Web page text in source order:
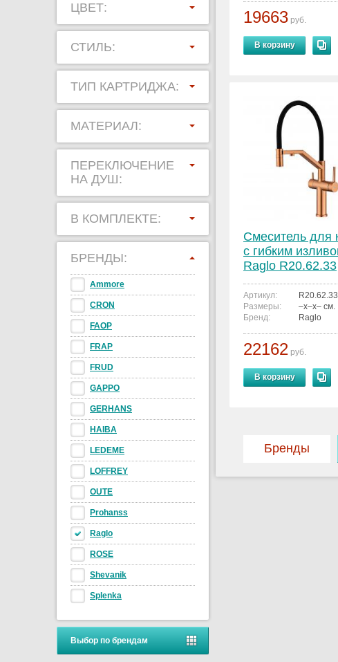
ЦВЕТ:
СТИЛЬ:
ТИП КАРТРИДЖА:
МАТЕРИАЛ:
ПЕРЕКЛЮЧЕНИЕ
НА ДУШ:
В КОМПЛЕКТЕ:
БРЕНДЫ:
Ammore
CRON
FAOP
FRAP
FRUD
GAPPO
GERHANS
HAIBA
LEDEME
LOFFREY
OUTE
Prohanss
Raglo
ROSE
Shevanik
Splenka
Выбор по брендам
19663 руб.
В корзину
Смеситель для
с гибким
Raglo R20.62.33
Артикул:
R20.62.33
Размеры:
–x–x– см.
Бренд:
Raglo
22162 руб.
В корзину
Бренды